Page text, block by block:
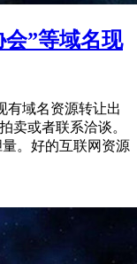
”等域名现
有域名资源转让出
卖或者联系洽谈。
。好的互联网资源